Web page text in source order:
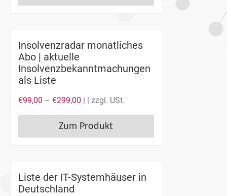
Insolvenzradar monatliches
Abo | aktuelle
Insolvenzbekanntmachungen
als Liste
€99,00 – €299,00 | | zzgl. USt.
Zum Produkt
Liste der IT-Systemhäuser in
Deutschland